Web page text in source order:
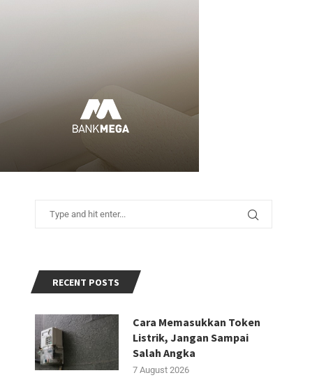
RECENT POSTS
Cara Memasukkan Token
Listrik, Jangan Sampai
Salah Angka
7 August 2026